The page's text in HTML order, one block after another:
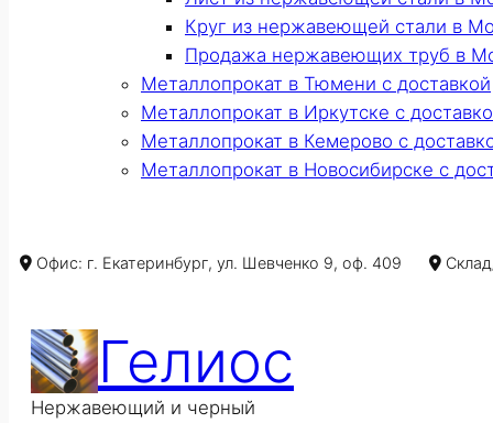
Круг из нержавеющей стали в
Продажа нержавеющих труб в
Металлопрокат в Тюмени с доставкой
Металлопрокат в Иркутске с
Металлопрокат в Кемерово с
Металлопрокат в Новосибирске с
Офис: г. Екатеринбург, ул. Шевченко 9, оф. 409
Гелиос
Нержавеющий и черный